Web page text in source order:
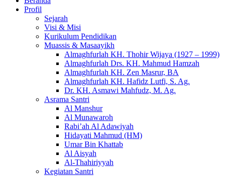
Profil
Sejarah
Visi & Misi
Kurikulum Pendidikan
Muassis & Masaayikh
Almaghfurlah KH. Thohir Wijaya (1927 – 1999)
Almaghfurlah Drs. KH. Mahmud Hamzah
Almaghfurlah KH. Zen Masrur, BA
Almaghfurlah KH. Hafidz Lutfi, S. Ag.
Dr. KH. Asmawi Mahfudz, M. Ag.
Asrama Santri
Al Manshur
Al Munawaroh
Rabi’ah Al Adawiyah
Hidayati Mahmud (HM)
Umar Bin Khattab
Al Aisyah
Al-Thahiriyyah
Kegiatan Santri